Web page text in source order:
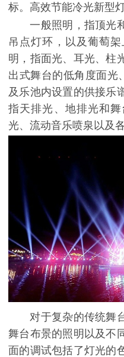
标。高效节能冷光新型
一般照明，指顶光
吊点灯环，以及葡萄
明，指面光、耳光、柱
出式舞台的低角度面光
及乐池内设置的供接乐
指天排光、地排光和
光、流动音乐喷泉以及
对于复杂的传统舞
舞台布景的照明以及不
面的调试包括了灯光的